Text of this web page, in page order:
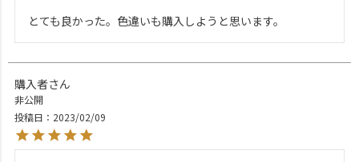
とても良かった。色違いも購入しようと思います。
購入者
非公開
投稿日
2023/02/09